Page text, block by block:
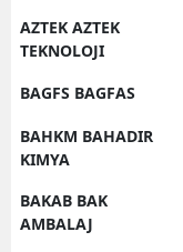
AZTEK AZTEK
TEKNOLOJI
BAGFS BAGFAS
BAHKM BAHADIR
KIMYA
BAKAB BAK
AMBALAJ